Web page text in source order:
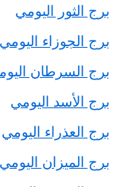
برج الثور اليومي
برج الجوزاء اليومي
برج السرطان
برج الأسد اليومي
برج العذراء اليومي
برج الميزان اليومي